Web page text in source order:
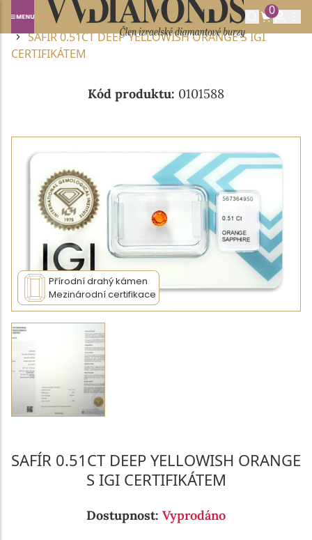
0
Domů DRAHOKAMY A POLODRAHOKAMY
SAFÍR
SAFÍR 0.51CT DEEP YELLOWISH ORANGE S IGI
CERTIFIKÁTEM
Kód produktu: 0101588
Přírodní drahý kámen
Mezinárodní certifikace
SAFÍR 0.51CT DEEP YELLOWISH ORANGE
S IGI CERTIFIKÁTEM
Dostupnost: Vyprodáno